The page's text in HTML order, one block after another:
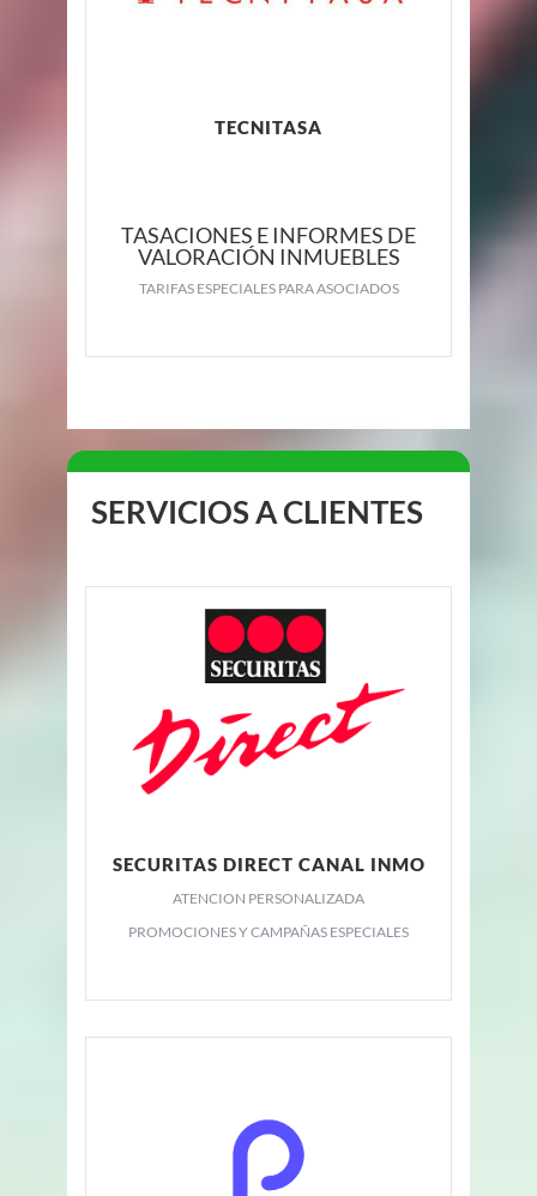
TECNITASA
TASACIONES E INFORMES DE
VALORACIÓN INMUEBLES
TARIFAS ESPECIALES PARA ASOCIADOS
SERVICIOS A CLIENTES
SECURITAS DIRECT CANAL INMO
ATENCION PERSONALIZADA
PROMOCIONES Y CAMPAÑAS ESPECIALES